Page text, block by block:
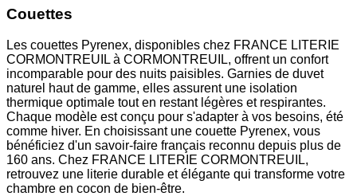
Couettes
Les couettes Pyrenex, disponibles chez FRANCE LITERIE
CORMONTREUIL à CORMONTREUIL, offrent un confort
incomparable pour des nuits paisibles. Garnies de duvet
naturel haut de gamme, elles assurent une isolation
thermique optimale tout en restant légères et respirantes.
Chaque modèle est conçu pour s'adapter à vos besoins, été
comme hiver. En choisissant une couette Pyrenex, vous
bénéficiez d'un savoir-faire français reconnu depuis plus de
160 ans. Chez FRANCE LITERIE CORMONTREUIL,
retrouvez une literie durable et élégante qui transforme votre
chambre en cocon de bien-être.